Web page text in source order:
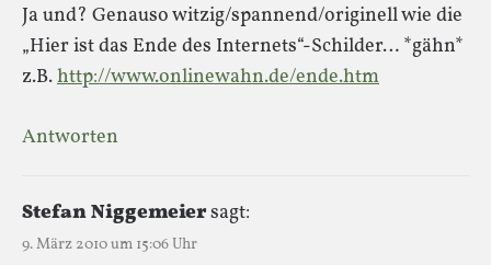
Ja und? Genauso witzig/spannend/originell wie die
„Hier ist das Ende des Internets“-Schilder… *gähn*
z.B.http://www.onlinewahn.de/ende.htm
Antworten
Stefan Niggemeiersagt:
9. März 2010 um 15:06 Uhr